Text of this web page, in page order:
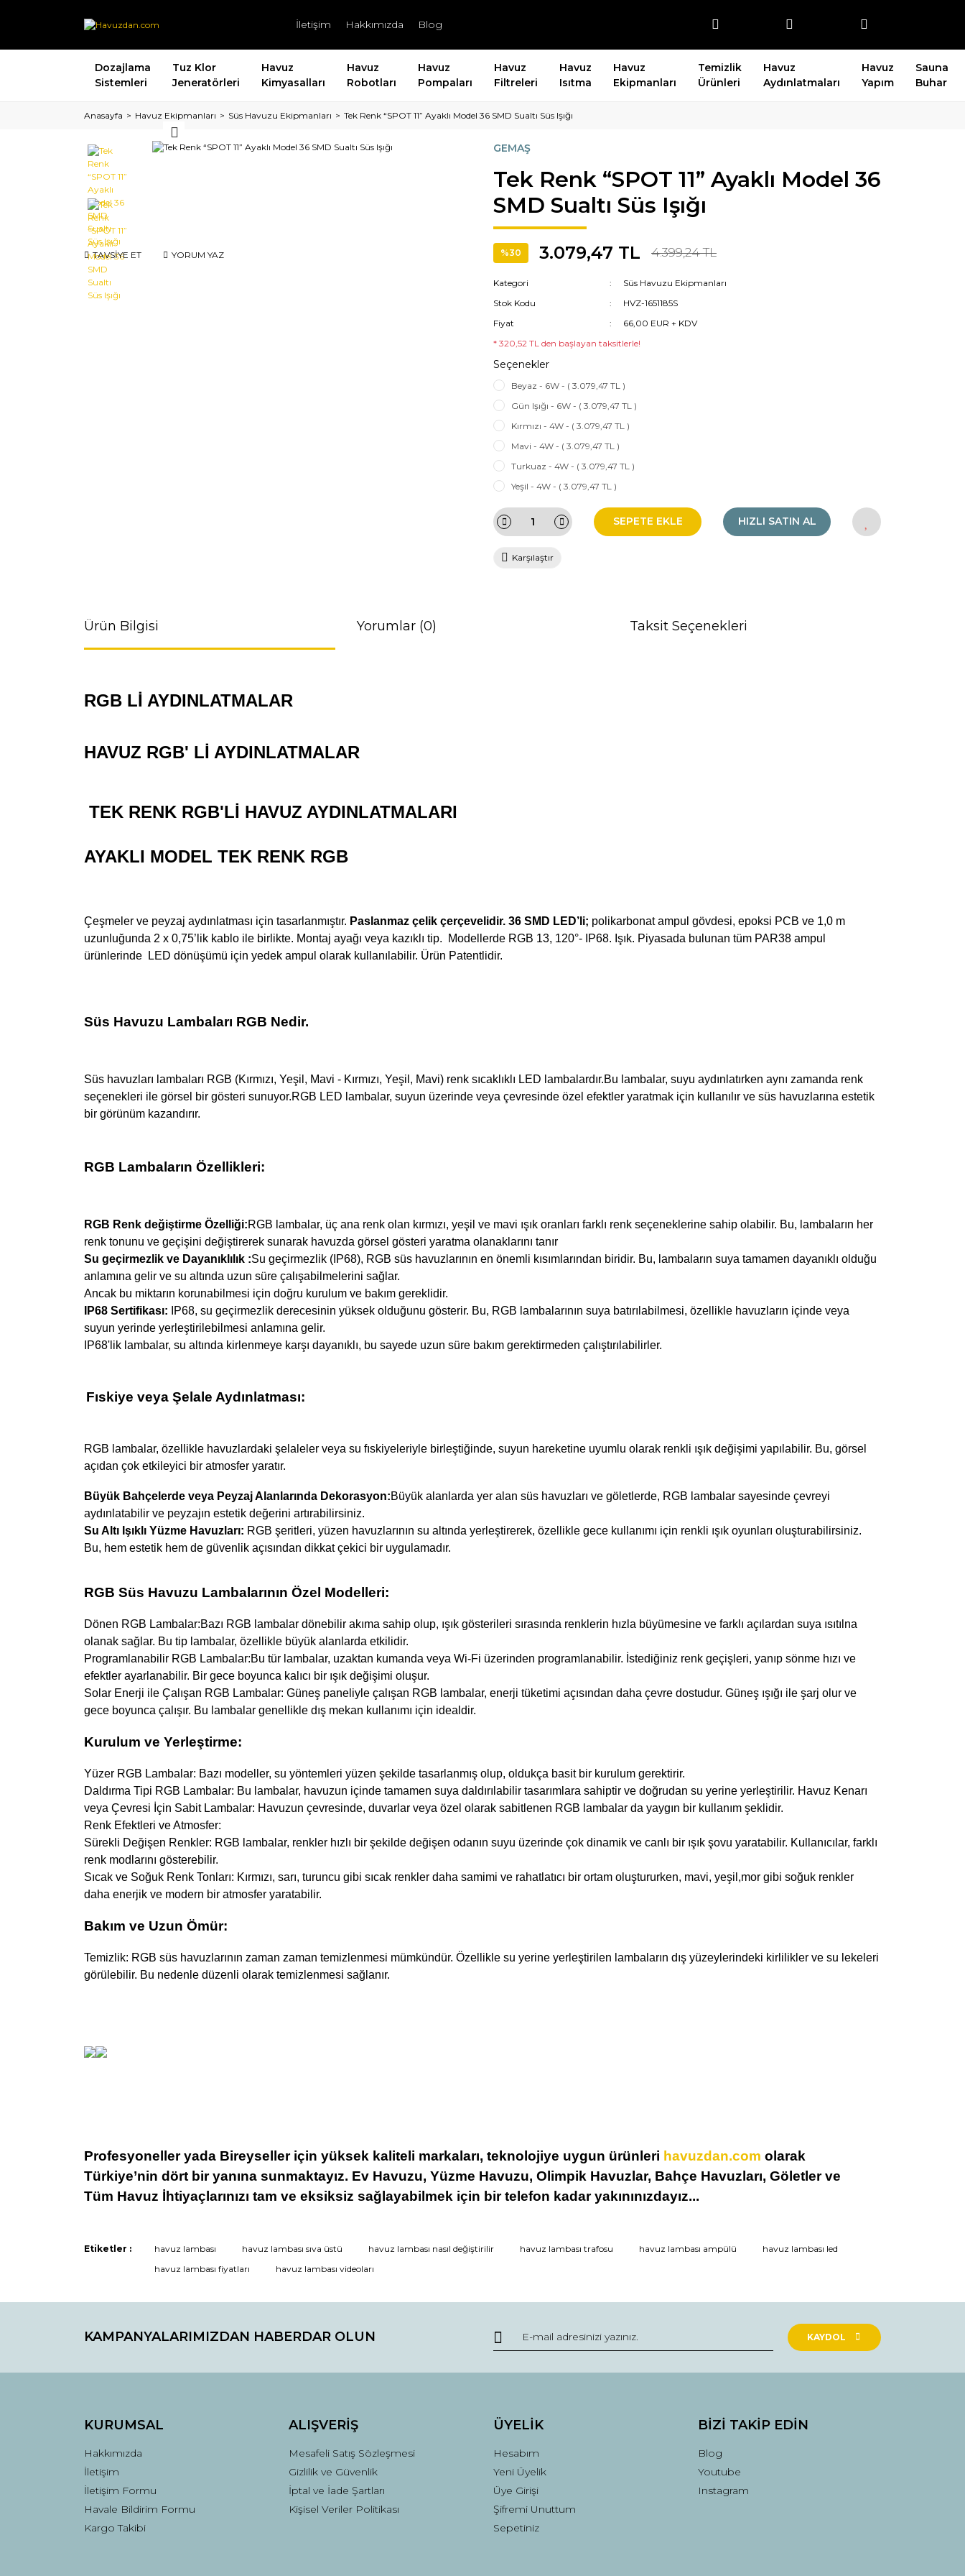
İletişim Hakkımızda Blog
Dozajlama
Sistemleri
Tuz Klor
Jeneratörleri
Havuz
Kimyasalları
Havuz
Robotları
Havuz
Pompaları
Havuz
Filtreleri
Havuz
Isıtma
Havuz
Ekipmanları
Temizlik
Ürünleri
Havuz
Aydınlatmaları
Havuz
Yapım
Sauna
Buhar
Anasayfa Havuz Ekipmanları Süs Havuzu Ekipmanları Tek Renk “SPOT 11” Ayaklı Model 36 SMD Sualtı Süs Işığı
TAVSİYE ET YORUM YAZ
GEMAŞ
Tek Renk “SPOT 11” Ayaklı Model 36
SMD Sualtı Süs Işığı
%30 3.079,47 TL 4.399,24 TL
Kategori
Süs Havuzu Ekipmanları
Stok Kodu
HVZ-1651185S
Fiyat
66,00 EUR + KDV
* 320,52 TL den başlayan taksitlerle!
Seçenekler
Beyaz - 6W - ( 3.079,47 TL )
Gün Işığı - 6W - ( 3.079,47 TL )
Kırmızı - 4W - ( 3.079,47 TL )
Mavi - 4W - ( 3.079,47 TL )
Turkuaz - 4W - ( 3.079,47 TL )
Yeşil - 4W - ( 3.079,47 TL )
SEPETE EKLE HIZLI SATIN AL
Karşılaştır
Ürün Bilgisi Yorumlar (0) Taksit Seçenekleri
RGB Lİ AYDINLATMALAR
HAVUZ RGB' Lİ AYDINLATMALAR
TEK RENK RGB'Lİ HAVUZ AYDINLATMALARI
AYAKLI MODEL TEK RENK RGB
Çeşmeler ve peyzaj aydınlatması için tasarlanmıştır. Paslanmaz çelik çerçevelidir. 36 SMD LED’li; polikarbonat ampul gövdesi, epoksi PCB ve 1,0 m
uzunluğunda 2 x 0,75’lik kablo ile birlikte. Montaj ayağı veya kazıklı tip. Modellerde RGB 13, 120°- IP68. Işık. Piyasada bulunan tüm PAR38 ampul
ürünlerinde LED dönüşümü için yedek ampul olarak kullanılabilir. Ürün Patentlidir.
Süs Havuzu Lambaları RGB Nedir.
Süs havuzları lambaları RGB (Kırmızı, Yeşil, Mavi - Kırmızı, Yeşil, Mavi) renk sıcaklıklı LED lambalardır.Bu lambalar, suyu aydınlatırken aynı zamanda renk
seçenekleri ile görsel bir gösteri sunuyor.RGB LED lambalar, suyun üzerinde veya çevresinde özel efektler yaratmak için kullanılır ve süs havuzlarına estetik
bir görünüm kazandırır.
RGB Lambaların Özellikleri:
RGB Renk değiştirme Özelliği:RGB lambalar, üç ana renk olan kırmızı, yeşil ve mavi ışık oranları farklı renk seçeneklerine sahip olabilir. Bu, lambaların her
renk tonunu ve geçişini değiştirerek sunarak havuzda görsel gösteri yaratma olanaklarını tanır
Su geçirmezlik ve Dayanıklılık :Su geçirmezlik (IP68), RGB süs havuzlarının en önemli kısımlarından biridir. Bu, lambaların suya tamamen dayanıklı olduğu
anlamına gelir ve su altında uzun süre çalışabilmelerini sağlar.
Ancak bu miktarın korunabilmesi için doğru kurulum ve bakım gereklidir.
IP68 Sertifikası: IP68, su geçirmezlik derecesinin yüksek olduğunu gösterir. Bu, RGB lambalarının suya batırılabilmesi, özellikle havuzların içinde veya
suyun yerinde yerleştirilebilmesi anlamına gelir.
IP68'lik lambalar, su altında kirlenmeye karşı dayanıklı, bu sayede uzun süre bakım gerektirmeden çalıştırılabilirler.
Fıskiye veya Şelale Aydınlatması:
RGB lambalar, özellikle havuzlardaki şelaleler veya su fıskiyeleriyle birleştiğinde, suyun hareketine uyumlu olarak renkli ışık değişimi yapılabilir. Bu, görsel
açıdan çok etkileyici bir atmosfer yaratır.
Büyük Bahçelerde veya Peyzaj Alanlarında Dekorasyon:Büyük alanlarda yer alan süs havuzları ve göletlerde, RGB lambalar sayesinde çevreyi
aydınlatabilir ve peyzajın estetik değerini artırabilirsiniz.
Su Altı Işıklı Yüzme Havuzları: RGB şeritleri, yüzen havuzlarının su altında yerleştirerek, özellikle gece kullanımı için renkli ışık oyunları oluşturabilirsiniz.
Bu, hem estetik hem de güvenlik açısından dikkat çekici bir uygulamadır.
RGB Süs Havuzu Lambalarının Özel Modelleri:
Dönen RGB Lambalar:Bazı RGB lambalar dönebilir akıma sahip olup, ışık gösterileri sırasında renklerin hızla büyümesine ve farklı açılardan suya ısıtılna
olanak sağlar. Bu tip lambalar, özellikle büyük alanlarda etkilidir.
Programlanabilir RGB Lambalar:Bu tür lambalar, uzaktan kumanda veya Wi-Fi üzerinden programlanabilir. İstediğiniz renk geçişleri, yanıp sönme hızı ve
efektler ayarlanabilir. Bir gece boyunca kalıcı bir ışık değişimi oluşur.
Solar Enerji ile Çalışan RGB Lambalar: Güneş paneliyle çalışan RGB lambalar, enerji tüketimi açısından daha çevre dostudur. Güneş ışığı ile şarj olur ve
gece boyunca çalışır. Bu lambalar genellikle dış mekan kullanımı için idealdir.
Kurulum ve Yerleştirme:
Yüzer RGB Lambalar: Bazı modeller, su yöntemleri yüzen şekilde tasarlanmış olup, oldukça basit bir kurulum gerektirir.
Daldırma Tipi RGB Lambalar: Bu lambalar, havuzun içinde tamamen suya daldırılabilir tasarımlara sahiptir ve doğrudan su yerine yerleştirilir. Havuz Kenarı
veya Çevresi İçin Sabit Lambalar: Havuzun çevresinde, duvarlar veya özel olarak sabitlenen RGB lambalar da yaygın bir kullanım şeklidir.
Renk Efektleri ve Atmosfer:
Sürekli Değişen Renkler: RGB lambalar, renkler hızlı bir şekilde değişen odanın suyu üzerinde çok dinamik ve canlı bir ışık şovu yaratabilir. Kullanıcılar, farklı
renk modlarını gösterebilir.
Sıcak ve Soğuk Renk Tonları: Kırmızı, sarı, turuncu gibi sıcak renkler daha samimi ve rahatlatıcı bir ortam oluştururken, mavi, yeşil,mor gibi soğuk renkler
daha enerjik ve modern bir atmosfer yaratabilir.
Bakım ve Uzun Ömür:
Temizlik: RGB süs havuzlarının zaman zaman temizlenmesi mümkündür. Özellikle su yerine yerleştirilen lambaların dış yüzeylerindeki kirlilikler ve su lekeleri
görülebilir. Bu nedenle düzenli olarak temizlenmesi sağlanır.
Profesyoneller yada Bireyseller için yüksek kaliteli markaları, teknolojiye uygun ürünleri havuzdan.com olarak
Türkiye’nin dört bir yanına sunmaktayız. Ev Havuzu, Yüzme Havuzu, Olimpik Havuzlar, Bahçe Havuzları, Göletler ve
Tüm Havuz İhtiyaçlarınızı tam ve eksiksiz sağlayabilmek için bir telefon kadar yakınınızdayız...
Etiketler : havuz lambası havuz lambası sıva üstü havuz lambası nasıl değiştirilir havuz lambası trafosu havuz lambası ampülü
havuz lambası led
havuz lambası fiyatları
havuz lambası videoları
KAMPANYALARIMIZDAN HABERDAR OLUN KAYDOL
KURUMSAL
Hakkımızda
İletişim
İletişim Formu
Havale Bildirim Formu
Kargo Takibi
ALIŞVERİŞ
Mesafeli Satış Sözleşmesi
Gizlilik ve Güvenlik
İptal ve İade Şartları
Kişisel Veriler Politikası
ÜYELİK
Hesabım
Yeni Üyelik
Üye Girişi
Şifremi Unuttum
Sepetiniz
BİZİ TAKİP EDİN
Blog
Youtube
Instagram